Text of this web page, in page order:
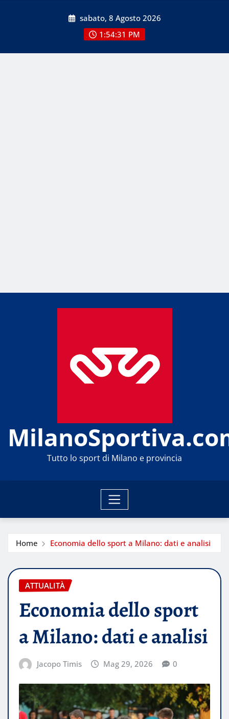
sabato, 8 Agosto 2026
1:54:33 PM
Tutto lo sport di Milano e provincia
Home Economia dello sport a Milano: dati e analisi
ATTUALITÀ
Economia dello sport
a Milano: dati e analisi
Jacopo Timis Mag 29, 2026 0